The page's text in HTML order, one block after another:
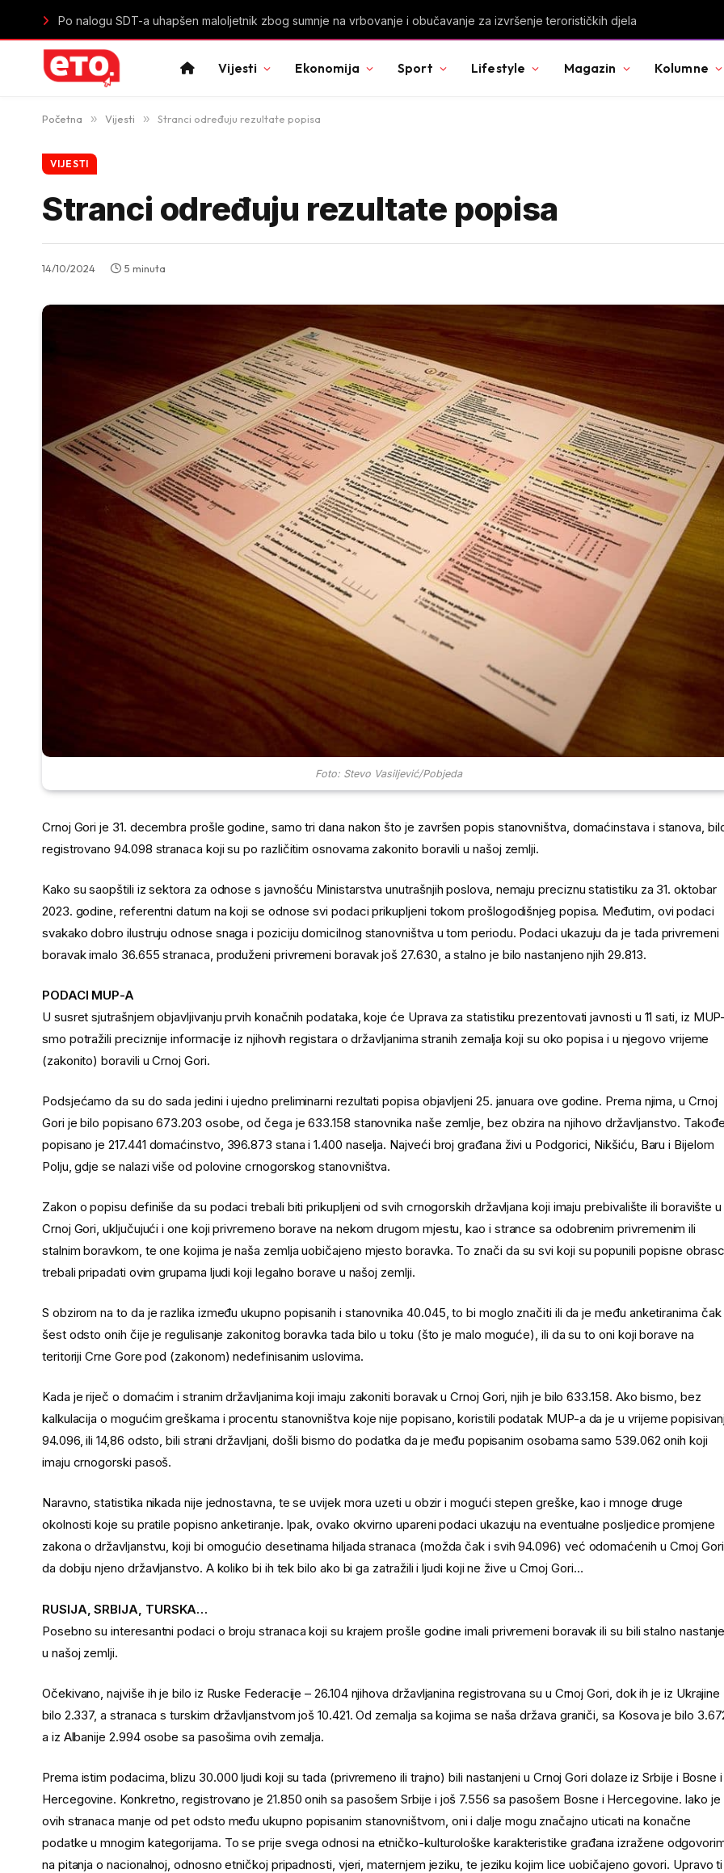
Istorijski uspjeh mladih „lavica“: Crna Gora u polufinalu Svjetskog prvenstva nakon pobjede nad Slovačkom
Vijesti Ekonomija Sport Lifestyle Magazin Kolumne
Početna » Vijesti » Stranci određuju rezultate popisa
VIJESTI
Stranci određuju rezultate popisa
14/10/2024 5 minuta
Foto: Stevo Vasiljević/Pobjeda
Crnoj Gori je 31. decembra prošle godine, samo tri dana nakon što je završen popis stanovništva, domaćinstava i stanova,
registrovano 94.098 stranaca koji su po različitim osnovama zakonito boravili u našoj zemlji.
Kako su saopštili iz sektora za odnose s javnošću Ministarstva unutrašnjih poslova, nemaju preciznu statistiku za 31. oktobar
2023. godine, referentni datum na koji se odnose svi podaci prikupljeni tokom prošlogodišnjeg popisa. Međutim, ovi podaci
svakako dobro ilustruju odnose snaga i poziciju domicilnog stanovništva u tom periodu. Podaci ukazuju da je tada privremeni
boravak imalo 36.655 stranaca, produženi privremeni boravak još 27.630, a stalno je bilo nastanjeno njih 29.813.
PODACI MUP-A
U susret sjutrašnjem objavljivanju prvih konačnih podataka, koje će Uprava za statistiku prezentovati javnosti u 11 sati, iz
smo potražili preciznije informacije iz njihovih registara o državljanima stranih zemalja koji su oko popisa i u njegovo vrijeme
(zakonito) boravili u Crnoj Gori.
Podsjećamo da su do sada jedini i ujedno preliminarni rezultati popisa objavljeni 25. januara ove godine. Prema njima, u Crnoj
Gori je bilo popisano 673.203 osobe, od čega je 633.158 stanovnika naše zemlje, bez obzira na njihovo državljanstvo.
popisano je 217.441 domaćinstvo, 396.873 stana i 1.400 naselja. Najveći broj građana živi u Podgorici, Nikšiću, Baru i Bijelom
Polju, gdje se nalazi više od polovine crnogorskog stanovništva.
Zakon o popisu definiše da su podaci trebali biti prikupljeni od svih crnogorskih državljana koji imaju prebivalište ili boravište u
Crnoj Gori, uključujući i one koji privremeno borave na nekom drugom mjestu, kao i strance sa odobrenim privremenim ili
stalnim boravkom, te one kojima je naša zemlja uobičajeno mjesto boravka. To znači da su svi koji su popunili popisne
trebali pripadati ovim grupama ljudi koji legalno borave u našoj zemlji.
S obzirom na to da je razlika između ukupno popisanih i stanovnika 40.045, to bi moglo značiti ili da je među anketiranima čak
šest odsto onih čije je regulisanje zakonitog boravka tada bilo u toku (što je malo moguće), ili da su to oni koji borave na
teritoriji Crne Gore pod (zakonom) nedefinisanim uslovima.
Kada je riječ o domaćim i stranim državljanima koji imaju zakoniti boravak u Crnoj Gori, njih je bilo 633.158. Ako bismo, bez
kalkulacija o mogućim greškama i procentu stanovništva koje nije popisano, koristili podatak MUP-a da je u vrijeme
94.096, ili 14,86 odsto, bili strani državljani, došli bismo do podatka da je među popisanim osobama samo 539.062 onih koji
imaju crnogorski pasoš.
Naravno, statistika nikada nije jednostavna, te se uvijek mora uzeti u obzir i mogući stepen greške, kao i mnoge druge
okolnosti koje su pratile popisno anketiranje. Ipak, ovako okvirno upareni podaci ukazuju na eventualne posljedice promjene
zakona o državljanstvu, koji bi omogućio desetinama hiljada stranaca (možda čak i svih 94.096) već odomaćenih u Crnoj Gori
da dobiju njeno državljanstvo. A koliko bi ih tek bilo ako bi ga zatražili i ljudi koji ne žive u Crnoj Gori…
RUSIJA, SRBIJA, TURSKA…
Posebno su interesantni podaci o broju stranaca koji su krajem prošle godine imali privremeni boravak ili su bili stalno
u našoj zemlji.
Očekivano, najviše ih je bilo iz Ruske Federacije – 26.104 njihova državljanina registrovana su u Crnoj Gori, dok ih je iz Ukrajine
bilo 2.337, a stranaca s turskim državljanstvom još 10.421. Od zemalja sa kojima se naša država graniči, sa Kosova je bilo
a iz Albanije 2.994 osobe sa pasošima ovih zemalja.
Prema istim podacima, blizu 30.000 ljudi koji su tada (privremeno ili trajno) bili nastanjeni u Crnoj Gori dolaze iz Srbije i Bosne i
Hercegovine. Konkretno, registrovano je 21.850 onih sa pasošem Srbije i još 7.556 sa pasošem Bosne i Hercegovine. Iako je
ovih stranaca manje od pet odsto među ukupno popisanim stanovništvom, oni i dalje mogu značajno uticati na konačne
podatke u mnogim kategorijama. To se prije svega odnosi na etničko-kulturološke karakteristike građana izražene
na pitanja o nacionalnoj, odnosno etničkoj pripadnosti, vjeri, maternjem jeziku, te jeziku kojim lice uobičajeno govori. Upravo ti